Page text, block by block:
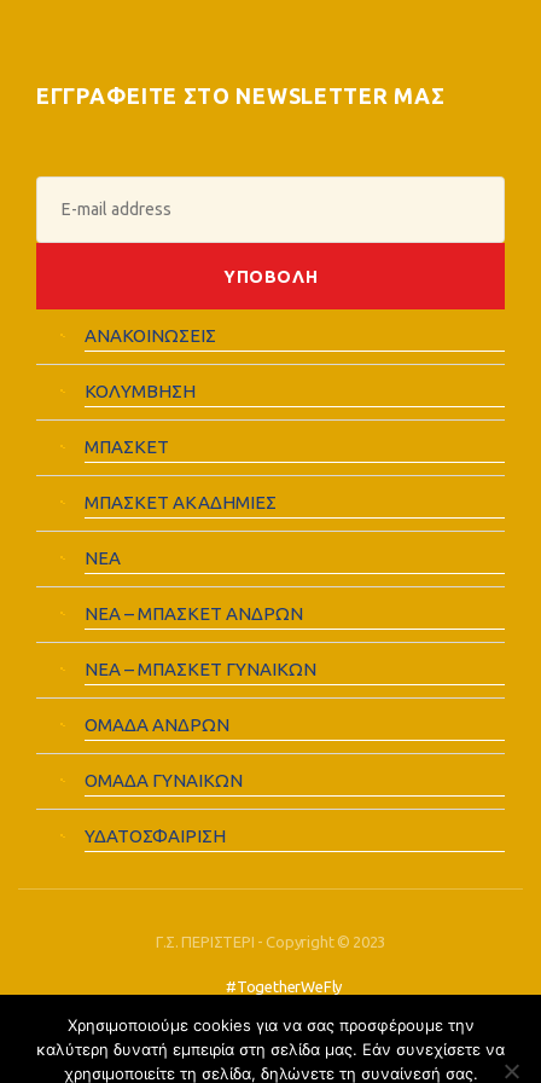
ΕΓΓΡΑΦΕΙΤΕ ΣΤΟ NEWSLETTER ΜΑΣ
ΑΝΑΚΟΙΝΩΣΕΙΣ
ΚΟΛΥΜΒΗΣΗ
ΜΠΑΣΚΕΤ
ΜΠΑΣΚΕΤ ΑΚΑΔΗΜΙΕΣ
ΝΕΑ
ΝΕΑ – ΜΠΑΣΚΕΤ ΑΝΔΡΩΝ
ΝΕΑ – ΜΠΑΣΚΕΤ ΓΥΝΑΙΚΩΝ
ΟΜΑΔΑ ΑΝΔΡΩΝ
ΟΜΑΔΑ ΓΥΝΑΙΚΩΝ
ΥΔΑΤΟΣΦΑΙΡΙΣΗ
Γ.Σ. ΠΕΡΙΣΤΕΡΙ - Copyright © 2023
#TogetherWeFly
FOLLOW US:
Χρησιμοποιούμε cookies για να σας προσφέρουμε την
καλύτερη δυνατή εμπειρία στη σελίδα μας. Εάν συνεχίσετε να
χρησιμοποιείτε τη σελίδα, δηλώνετε τη συναίνεσή σας.